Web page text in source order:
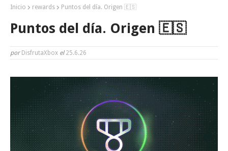
Inicio rewards Puntos del día. Origen 🇪🇸
Puntos del día. Origen 🇪🇸
por DisfrutaXbox el25.6.26